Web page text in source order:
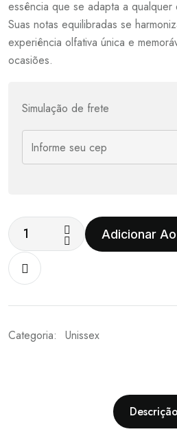
essência que se adapta a qualquer
Suas notas equilibradas se
experiência olfativa única e
ocasiões.
Simulação de frete
Adicionar
Categoria: Unissex
Descrição